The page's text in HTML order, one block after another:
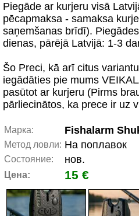
Piegāde ar kurjeru visā
pēcapmaksa - samaksa
saņemšanas brīdī).
dienas, pārējā Latvijā: 1-3
Šo Preci, kā arī citus
iegādāties pie mums
pasūtot ar kurjeru (Pirms
pārliecinātos, ka prece ir uz
Марка: Fishalarm
Метод ловли: На поплавок
Состояние: нов.
Цена: 15 €